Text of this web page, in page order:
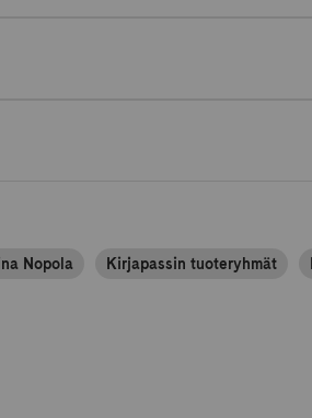
Nopola Kirjapassin tuoteryhmät